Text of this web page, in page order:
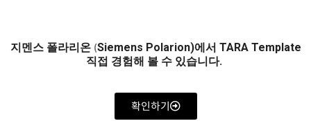
지멘스 폴라리온 (Siemens Polarion)에서 TARA Template
직접 경험해 볼 수 있습니다.
확인하기